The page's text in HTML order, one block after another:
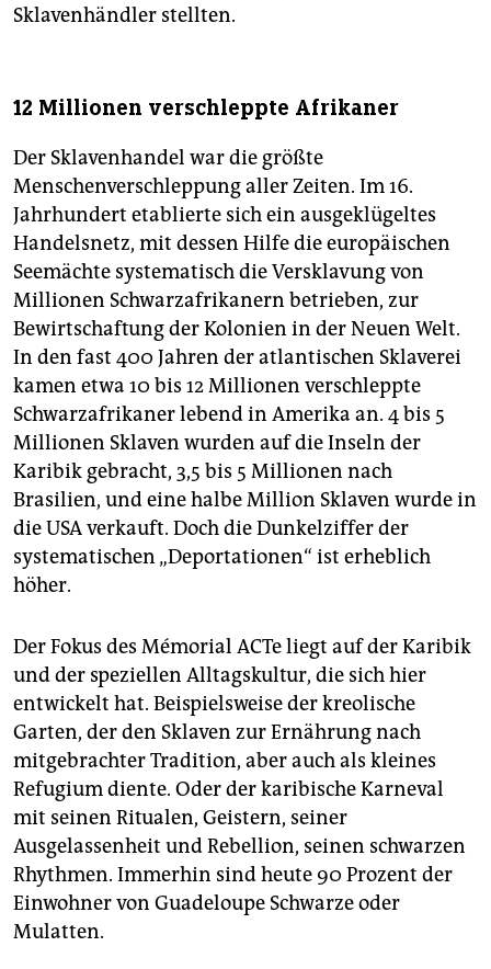
Sklavenhändler stellten.
12 Millionen verschleppte Afrikaner
Der Sklavenhandel war die größte
Menschenverschleppung aller Zeiten. Im 16.
Jahrhundert etablierte sich ein ausgeklügeltes
Handelsnetz, mit dessen Hilfe die europäischen
Seemächte systematisch die Versklavung von
Millionen Schwarzafrikanern betrieben, zur
Bewirtschaftung der Kolonien in der Neuen Welt.
In den fast 400 Jahren der atlantischen Sklaverei
kamen etwa 10 bis 12 Millionen verschleppte
Schwarzafrikaner lebend in Amerika an. 4 bis 5
Millionen Sklaven wurden auf die Inseln der
Karibik gebracht, 3,5 bis 5 Millionen nach
Brasilien, und eine halbe Million Sklaven wurde in
die USA verkauft. Doch die Dunkelziffer der
systematischen „Deportationen“ ist erheblich
höher.
Der Fokus des Mémorial ACTe liegt auf der Karibik
und der speziellen Alltagskultur, die sich hier
entwickelt hat. Beispielsweise der kreolische
Garten, der den Sklaven zur Ernährung nach
mitgebrachter Tradition, aber auch als kleines
Refugium diente. Oder der karibische Karneval
mit seinen Ritualen, Geistern, seiner
Ausgelassenheit und Rebellion, seinen schwarzen
Rhythmen. Immerhin sind heute 90 Prozent der
Einwohner von Guadeloupe Schwarze oder
Mulatten.